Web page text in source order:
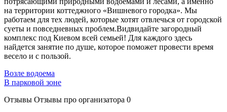
на территории коттеджного «Вишневого городка». Мы
работаем для тех людей, которые хотят отвлечься от городской
суеты и повседневных проблем.Видвидайте загородный
комплекс под Киевом всей семьей! Для каждого здесь
найдется занятие по душе, которое поможет провести время
весело и с пользой.
Возле водоема
В парковой зоне
Отзывы Отзывы про организатора 0